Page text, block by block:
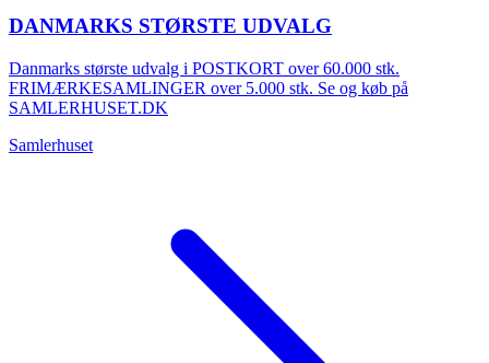
DANMARKS STØRSTE UDVALG
Danmarks største udvalg i POSTKORT over 60.000 stk.
FRIMÆRKESAMLINGER over 5.000 stk. Se og køb på
SAMLERHUSET.DK
Samlerhuset